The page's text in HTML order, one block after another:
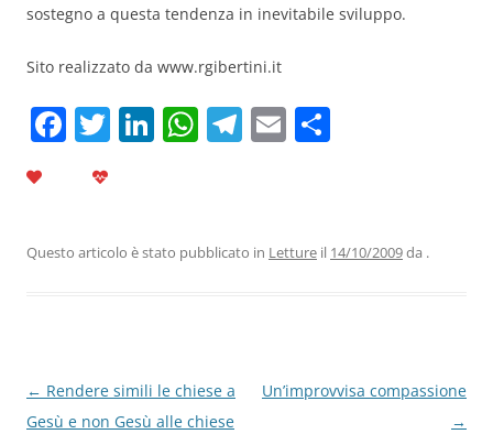
sostegno a questa tendenza in inevitabile sviluppo.
Sito realizzato da www.rgibertini.it
F
b
T Li
dI
W
A
T
a
E
vi
Questo articolo è stato pubblicato in Letture il 14/10/2009da .
Navigazione
articolo
← Rendere simili le chiese a
Gesù e non Gesù alle chiese
Un’improvvisa compassione
→